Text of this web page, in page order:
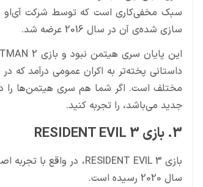
سبک مخفی‌کاری است که توسط شرکت آی‌او
سازی شده‌‌ی آن در سال 2016 عرضه شد.
داستانی پخته‌تر به اکران عمومی درآمد
جدید می‌باشد، را تجربه کنید.
3. بازی RESIDENT EVIL 3
سال 2020 رسیده است.